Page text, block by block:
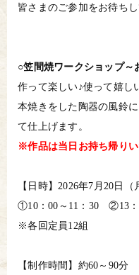
皆さまのご参加をお待ちし
○笠間焼ワークショップ～
作って楽しい♪使って嬉
本焼きをした陶器の風鈴
て仕上げます。
※作品は当日お持ち帰りい
【日時】2026年7月20日（
①10：00～11：30 ②13：
※各回定員12組
【制作時間】約60～90分